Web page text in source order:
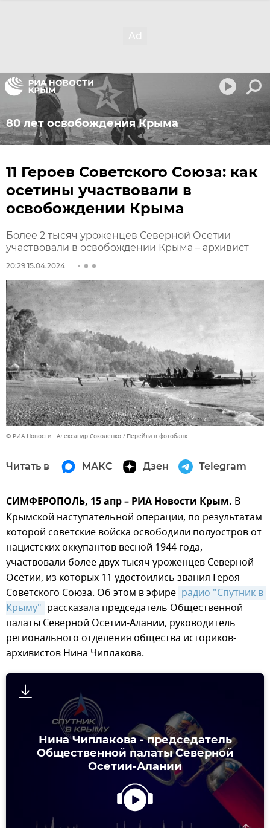
80 лет освобождения Крыма
11 Героев Советского Союза: как
осетины участвовали в
освобождении Крыма
Более 2 тысяч уроженцев Северной Осетии
участвовали в освобождении Крыма – архивист
20:29 15.04.2024
© РИА Новости . Александр Соколенко Перейти в фотобанк
Читать в МАКС Дзен Telegram
СИМФЕРОПОЛЬ, 15 апр – РИА Новости Крым. В
Крымской наступательной операции, по результатам
которой советские войска освободили полуостров от
нацистских оккупантов весной 1944 года,
участвовали более двух тысяч уроженцев Северной
Осетии, из которых 11 удостоились звания Героя
Советского Союза. Об этом в эфире радио "Спутник в
Крыму" рассказала председатель Общественной
палаты Северной Осетии-Алании, руководитель
регионального отделения общества историков-
архивистов Нина Чиплакова.
Нина Чиплакова - председатель
Общественной палаты Северной
Осетии-Алании